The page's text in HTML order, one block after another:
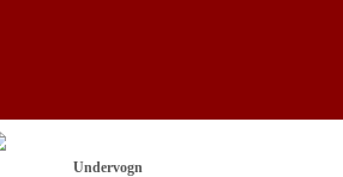
Undervogn